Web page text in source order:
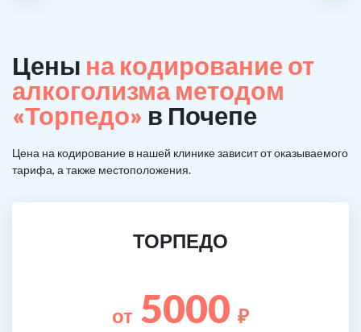
Цены на кодирование от
алкоголизма методом
«Торпедо» в Почепе
Цена на кодирование в нашей клинике зависит от оказываемого
тарифа, а также местоположения.
ТОРПЕДО
от 5000 ₽